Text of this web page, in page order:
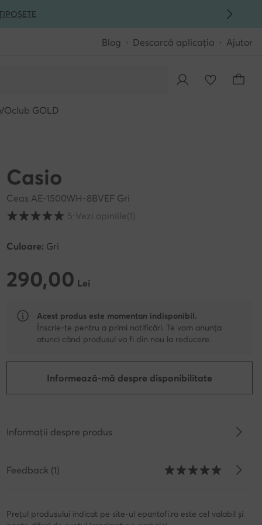
POȘETE
Blog Descarcă aplicația Ajutor
GOLD
Casio
Ceas AE-1500WH-8BVEF Gri
Evaluarea clienților pe o scară de la 1 la 5
5⋅Vezi opiniile(1)
Culoare: Gri
290,00 Lei
290,00 Lei
Acest produs este momentan indisponibil.
Înscrie-te pentru a primi notificări. Te vom anunța
atunci când produsul va fi din nou la reducere.
Informează-mă despre disponibilitate
Informații despre produs
Feedback (1)
Prețul produsului indicat pe site-ul epantofi.ro este cel valabil și